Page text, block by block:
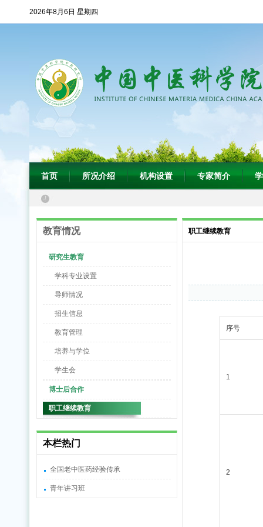
2026年8月6日 星期四
首页 所况介绍 机构设置 专家简介
教育情况
研究生教育
学科专业设置
导师情况
招生信息
教育管理
培养与学位
学生会
博士后合作
职工继续教育
本栏热门
全国老中医药经验传承
青年讲习班
职工继续教育
序号
1
2